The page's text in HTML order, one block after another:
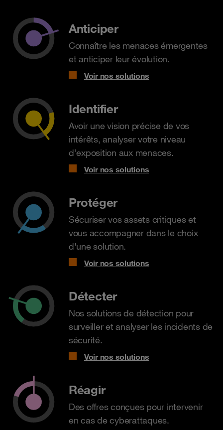
Anticiper
Connaître les menaces émergentes
et anticiper leur évolution.
Voir nos solutions
Identifier
Avoir une vision précise de vos
intérêts, analyser votre niveau
d’exposition aux menaces.
Voir nos solutions
Protéger
Sécuriser vos assets critiques et
vous accompagner dans le choix
d'une solution.
Voir nos solutions
Détecter
Nos solutions de détection pour
surveiller et analyser les incidents de
sécurité.
Voir nos solutions
Réagir
Des offres conçues pour intervenir
en cas de cyberattaques.